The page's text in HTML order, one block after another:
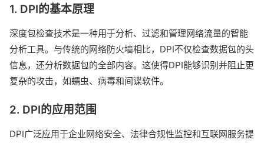
1. DPI的基本原理
深度包检查技术是一种用于分析、过滤和管理网络流量的智能
分析工具。与传统的网络防火墙相比，DPI不仅检查数据包的头
信息，还分析数据包的全部内容。这使得DPI能够识别并阻止更
复杂的攻击，如蠕虫、病毒和间谍软件。
2. DPI的应用范围
DPI广泛应用于企业网络安全、法律合规性监控和互联网服务提